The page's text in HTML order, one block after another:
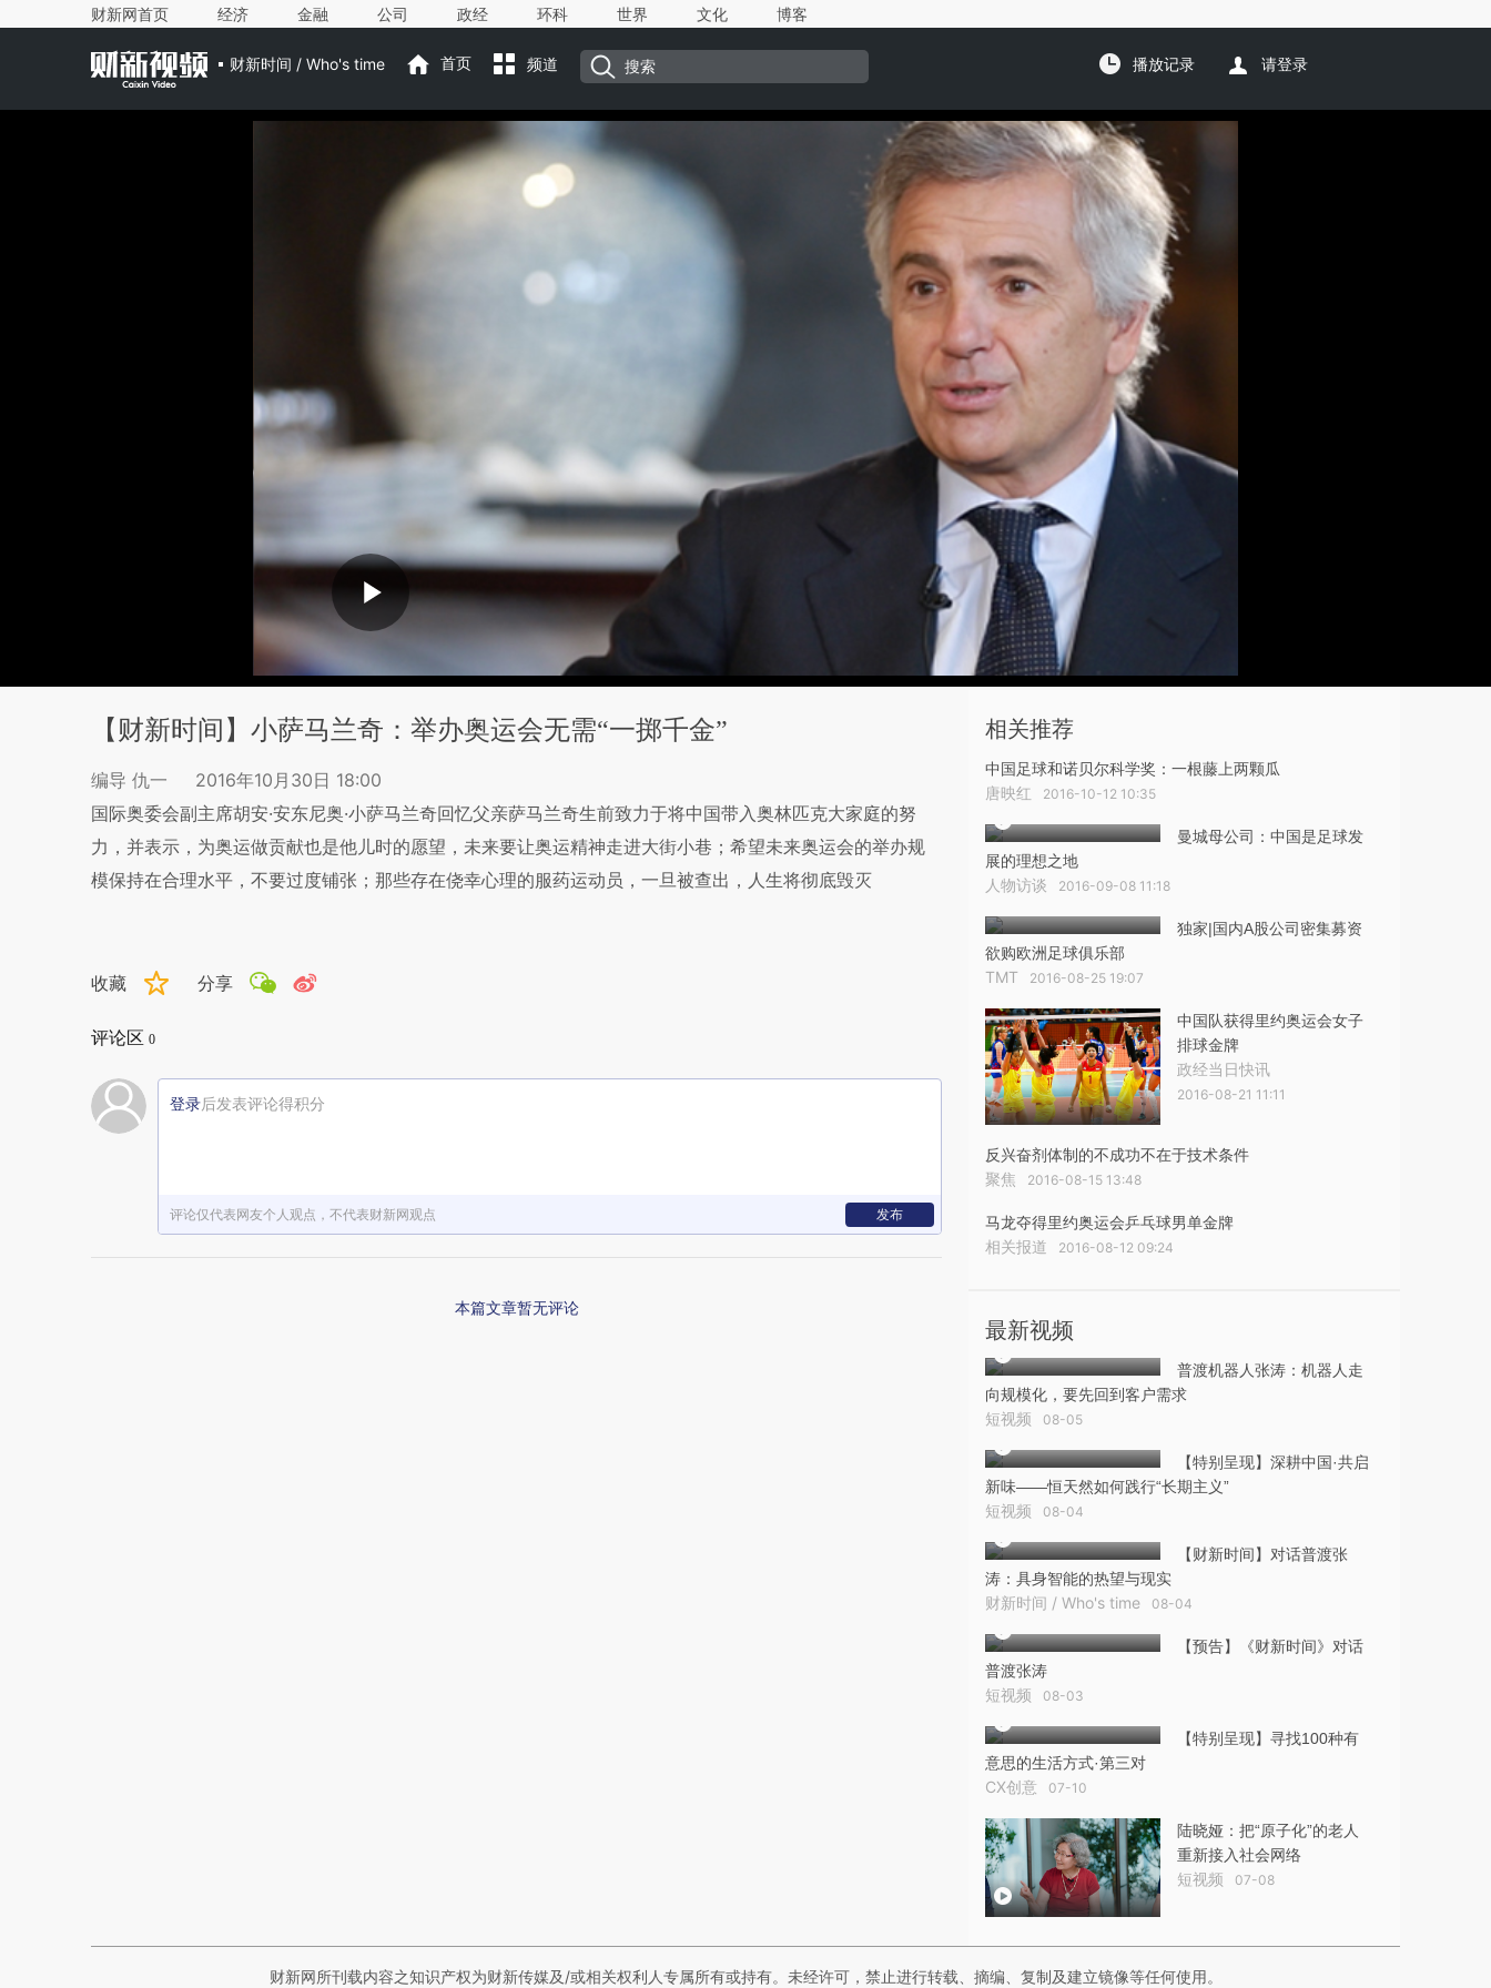
财新网首页 经济 金融 公司 政经 环科 世界 文化 博客
财新时间 / Who's time 首页 频道 播放记录 请登录
【财新时间】小萨马兰奇：举办奥运会无需“一掷千金”
编导 仇一
2016年10月30日 18:00
国际奥委会副主席胡安·安东尼奥·小萨马兰奇回忆父亲萨马兰奇生前致力于将中国带入奥林匹克大家庭的努
力，并表示，为奥运做贡献也是他儿时的愿望，未来要让奥运精神走进大街小巷；希望未来奥运会的举办规
模保持在合理水平，不要过度铺张；那些存在侥幸心理的服药运动员，一旦被查出，人生将彻底毁灭
收藏 分享
评论区 0
登录后发表评论得积分
评论仅代表网友个人观点，不代表财新网观点 发布
本篇文章暂无评论
相关推荐
中国足球和诺贝尔科学奖：一根藤上两颗瓜
唐映红 2016-10-12 10:35
曼城母公司：中国是足球发
展的理想之地
人物访谈 2016-09-08 11:18
独家|国内A股公司密集募资
欲购欧洲足球俱乐部
TMT 2016-08-25 19:07
中国队获得里约奥运会女子
排球金牌
政经当日快讯
2016-08-21 11:11
反兴奋剂体制的不成功不在于技术条件
聚焦 2016-08-15 13:48
马龙夺得里约奥运会乒乓球男单金牌
相关报道 2016-08-12 09:24
最新视频
普渡机器人张涛：机器人走
向规模化，要先回到客户需求
短视频 08-05
【特别呈现】深耕中国·共启
新味——恒天然如何践行“长期主义”
短视频 08-04
【财新时间】对话普渡张
涛：具身智能的热望与现实
财新时间 / Who's time 08-04
【预告】《财新时间》对话
普渡张涛
短视频 08-03
【特别呈现】寻找100种有
意思的生活方式·第三对
CX创意 07-10
陆晓娅：把“原子化”的老人
重新接入社会网络
短视频 07-08
财新网所刊载内容之知识产权为财新传媒及/或相关权利人专属所有或持有。未经许可，禁止进行转载、摘编、复制及建立镜像等任何使用。